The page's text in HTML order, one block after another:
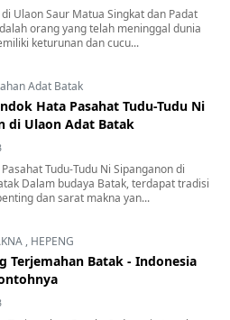
Ulaon Saur Matua Singkat dan Padat
orang yang telah meninggal dunia
keturunan dan cucu...
Adat Batak
Hata Pasahat Tudu-Tudu Ni
di Ulaon Adat Batak
Tudu-Tudu Ni Sipanganon di
Dalam budaya Batak, terdapat tradisi
dan sarat makna yan...
, HEPENG
Terjemahan Batak - Indonesia